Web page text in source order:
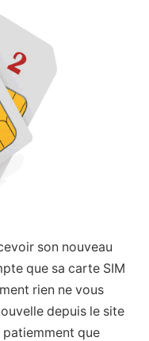
son nouveau
que sa carte SIM
rien ne vous
depuis le site
que